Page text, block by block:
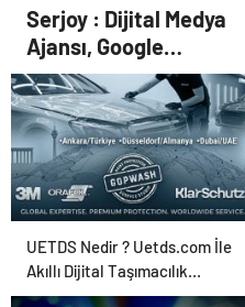
Zelenski yorumu: “Siyasi
poker mi, Rus ruleti mi?”
Serjoy : Dijital Medya
Ajansı, Google
Reklam Ajansı, SEO
Ajansı ve Web
Tasarım Ajansı
UETDS Nedir ? Uetds.com İle
Akıllı Dijital Taşımacılık
Yazılımı